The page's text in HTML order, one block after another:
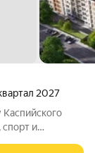
2027
и